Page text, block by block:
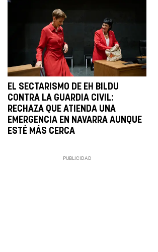
EL SECTARISMO DE EH BILDU
CONTRA LA GUARDIA CIVIL:
RECHAZA QUE ATIENDA UNA
EMERGENCIA EN NAVARRA AUNQUE
ESTÉ MÁS CERCA